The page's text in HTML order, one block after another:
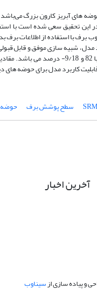
های آبریز کارون بزرگ
مدل، شبیه سازی موفق و قابل
و تفاضل حجمی به تربیت برابر
کاربرد‌ مد‌ل برای حوضه‌ های
سطح پوشش برف
آخرین اخبار
و پیاده سازی ازسیناوب